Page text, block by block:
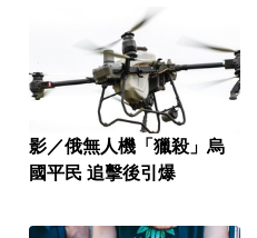
影／俄無人機「獵殺」烏
國平民 追擊後引爆